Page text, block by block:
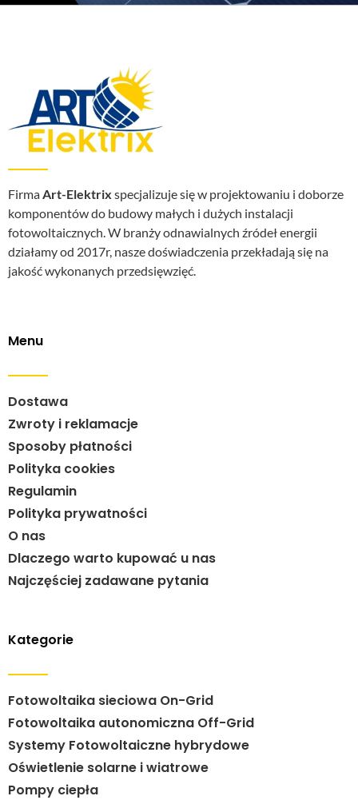
FirmaArt-Elektrix specjalizuje się w projektowaniu i doborze
komponentów do budowy małych i dużych instalacji
fotowoltaicznych. W branży odnawialnych źródeł energii
działamy od 2017r, nasze doświadczenia przekładają się na
jakość wykonanych przedsięwzięć.
Menu
Dostawa
Zwroty i reklamacje
Sposoby płatności
Polityka cookies
Regulamin
Polityka prywatności
O nas
Dlaczego warto kupować u nas
Najczęściej zadawane pytania
Kategorie
Fotowoltaika sieciowa On-Grid
Fotowoltaika autonomiczna Off-Grid
Systemy Fotowoltaiczne hybrydowe
Oświetlenie solarne i wiatrowe
Pompy ciepła